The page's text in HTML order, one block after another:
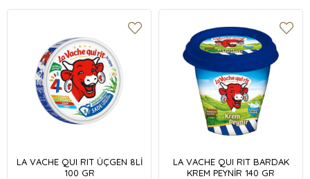
LA VACHE QUI RIT ÜÇGEN 8Lİ
100 GR
LA VACHE QUI RIT BARDAK
KREM PEYNİR 140 GR